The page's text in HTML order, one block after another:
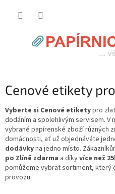
Cenové etikety
Vyberte si Cenové etiketypro
dodáním a spolehlivým servisem. V
vybrané papírenské zboží různých
domácnosti, ať už objednáváte
dodávkyna jedno místo.
po Zlíně zdarma a díkyvíce než
pomůžeme vybrat sortiment, který
provozu.